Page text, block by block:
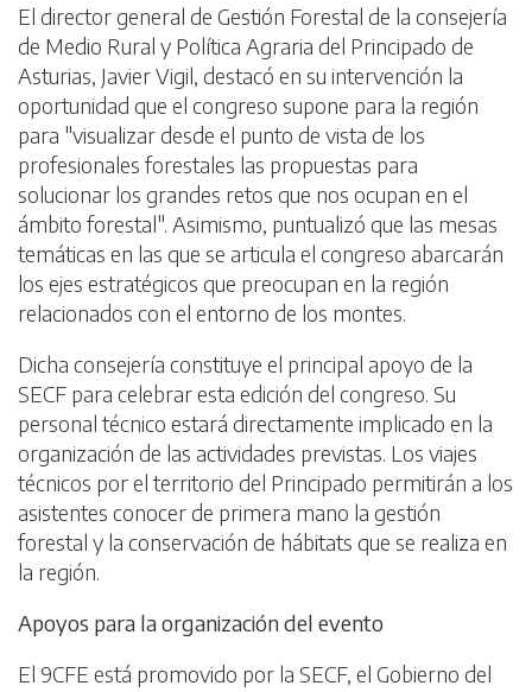
El director general de Gestión Forestal de la consejería
de Medio Rural y Política Agraria del Principado de
Asturias, Javier Vigil, destacó en su intervención la
oportunidad que el congreso supone para la región
para "visualizar desde el punto de vista de los
profesionales forestales las propuestas para
solucionar los grandes retos que nos ocupan en el
ámbito forestal". Asimismo, puntualizó que las mesas
temáticas en las que se articula el congreso abarcarán
los ejes estratégicos que preocupan en la región
relacionados con el entorno de los montes.
Dicha consejería constituye el principal apoyo de la
SECF para celebrar esta edición del congreso. Su
personal técnico estará directamente implicado en la
organización de las actividades previstas. Los viajes
técnicos por el territorio del Principado permitirán a los
asistentes conocer de primera mano la gestión
forestal y la conservación de hábitats que se realiza en
la región.
Apoyos para la organización del evento
El 9CFE está promovido por la SECF, el Gobierno del